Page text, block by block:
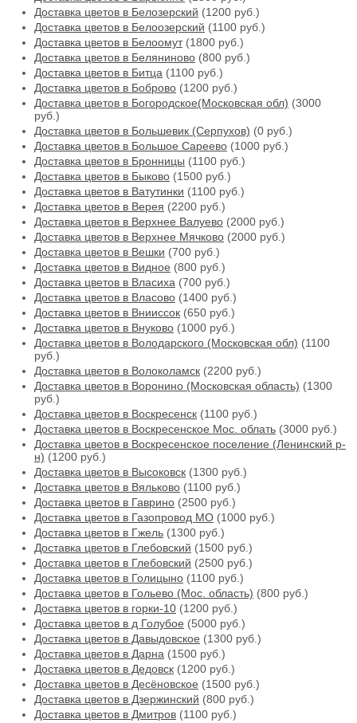
Доставка цветов в Белозерский (1200 руб.)
Доставка цветов в Белоозерский (1100 руб.)
Доставка цветов в Белоомут(1800 руб.)
Доставка цветов в Беляниново (800 руб.)
Доставка цветов в Битца (1100 руб.)
Доставка цветов в Боброво (1200 руб.)
Доставка цветов в Богородское(Московская обл) (3000
руб.)
Доставка цветов в Большевик (Серпухов) (0 руб.)
Доставка цветов в Большое Сареево (1000 руб.)
Доставка цветов в Бронницы (1100 руб.)
Доставка цветов в Быково (1500 руб.)
Доставка цветов в Ватутинки (1100 руб.)
Доставка цветов в Верея (2200 руб.)
Доставка цветов в Верхнее Валуево (2000 руб.)
Доставка цветов в Верхнее Мячково (2000 руб.)
Доставка цветов в Вешки (700 руб.)
Доставка цветов в Видное (800 руб.)
Доставка цветов в Власиха (700 руб.)
Доставка цветов в Власово (1400 руб.)
Доставка цветов в Внииссок (650 руб.)
Доставка цветов в Внуково (1000 руб.)
Доставка цветов в Володарского (Московская обл) (1100
руб.)
Доставка цветов в Волоколамск (2200 руб.)
Доставка цветов в Воронино (Московская область) (1300
руб.)
Доставка цветов в Воскресенск (1100 руб.)
Доставка цветов в Воскресенское Мос. облать (3000 руб.)
Доставка цветов в Воскресенское поселение (Ленинский р-
н) (1200 руб.)
Доставка цветов в Высоковск (1300 руб.)
Доставка цветов в Вяльково (1100 руб.)
Доставка цветов в Гаврино (2500 руб.)
Доставка цветов в Газопровод МО (1000 руб.)
Доставка цветов в Гжель (1300 руб.)
Доставка цветов в Глебовский (1500 руб.)
Доставка цветов в Глебовский (2500 руб.)
Доставка цветов в Голицыно (1100 руб.)
Доставка цветов в Гольево (Мос. область) (800 руб.)
Доставка цветов в горки-10 (1200 руб.)
Доставка цветов в д Голубое (5000 руб.)
Доставка цветов в Давыдовское (1300 руб.)
Доставка цветов в Дарна (1500 руб.)
Доставка цветов в Дедовск (1200 руб.)
Доставка цветов в Десёновское (1500 руб.)
Доставка цветов в Дзержинский (800 руб.)
Доставка цветов в Дмитров (1100 руб.)